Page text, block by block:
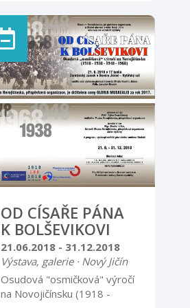
Kopřivnici ve středu 9. 5.
2018 v 17 hodin zahájena
výstava s názvem: S Tatrou
všude! Prostřednictvím
prospektů nákladních
vozidel, má výstava za cíl
vizuální formou prezentovat
bohatou výrobní produkci
automobilky, která se
nesmazatelně zapsala do
dějin techniky 20. století.
Vedle technických dat a
automobilů, jsou prospekty
pestrou prezentací ...
OD CÍSAŘE PÁNA
K BOLŠEVIKOVI
21.06.2018 - 31.12.2018
Výstava, galerie · Nový Jičín
Osudová "osmičková" výročí
na Novojičínsku (1918 -